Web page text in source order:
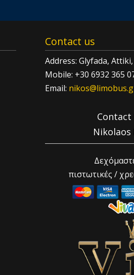
Contact us
Address: Glyfada,
Mobile: +30 6932 365
Email:
Contact
πιστωτικές /